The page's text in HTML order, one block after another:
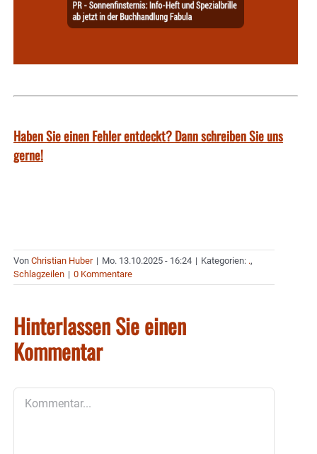
Haben Sie einen Fehler entdeckt? Dann schreiben Sie uns
gerne!
Von Christian Huber | Mo. 13.10.2025 - 16:24 | Kategorien: .,
Schlagzeilen | 0 Kommentare
Hinterlassen Sie einen
Kommentar